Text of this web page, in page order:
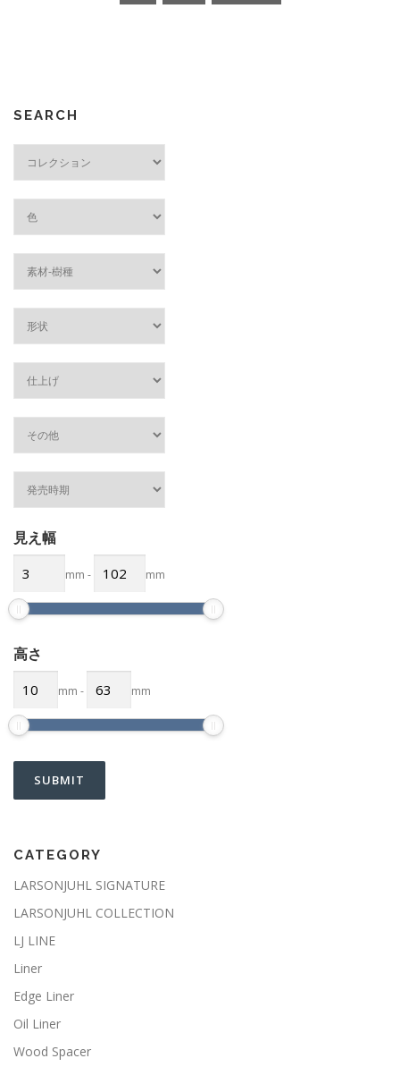
SEARCH
見え幅
mm - mm
高さ
mm - mm
CATEGORY
LARSONJUHL SIGNATURE
LARSONJUHL COLLECTION
LJ LINE
Liner
Edge Liner
Oil Liner
Wood Spacer